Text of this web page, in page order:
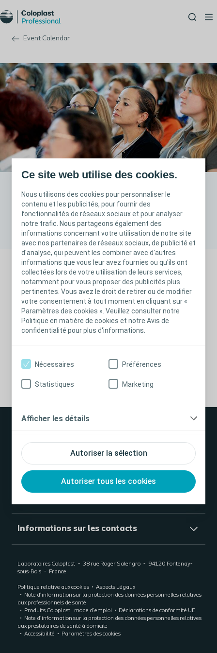
Ce site web utilise des cookies.
Nous utilisons des cookies pour personnaliser le
contenu et les publicités, pour fournir des
fonctionnalités de réseaux sociaux et pour analyser
notre trafic. Nous partageons également des
informations concernant votre utilisation de notre site
avec nos partenaires de réseaux sociaux, de publicité et
d'analyse, qui peuvent les combiner avec d'autres
informations que vous leur avez fournies ou qu'ils ont
collectées lors de votre utilisation de leurs services,
notamment pour vous proposer des publicités plus
pertinentes. Vous avez le droit de retirer ou de modifier
votre consentement à tout moment en cliquant sur «
Paramètres des cookies ». Veuillez consulter notre
Politique en matière de cookies et notre Avis de
confidentialité pour plus d'informations.
Autoriser la sélection
Autoriser tous les cookies
Nécessaires Préférences
Statistiques Marketing
Afficher les détails
Event Calendar
Congress BAUS 2025
British Association of Urological Surgeons
Back to Event Calendar
juin 16, 2025
June 16 - 18, 2025
Kingdom
Interventional Urology
Informations générales​
Informations sur les contacts
Laboratoires Coloplast 38 rue Roger Salengro 94120 Fontenay-
sous-Bois
France
Politique relative aux cookies
Aspects Légaux
Note d’information sur la protection des données personnelles relatives
aux professionnels de santé
Produits Coloplast - mode d'emploi
Déclarations de conformité UE
Note d’information sur la protection des données personnelles relatives
aux prestataires de santé à domicile
Accessibilité
Paramètres des cookies